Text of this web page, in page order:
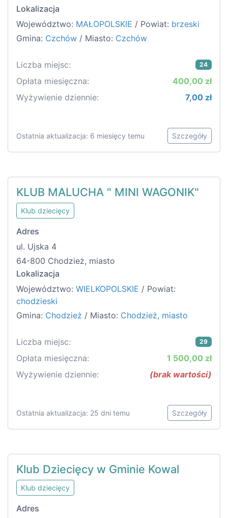
Lokalizacja
Województwo: MAŁOPOLSKIE / Powiat: brzeski
Gmina: Czchów / Miasto: Czchów
Liczba miejsc: 24
Opłata miesięczna:
400,00 zł
Wyżywienie dziennie:
7,00 zł
Ostatnia aktualizacja: 6 miesięcy temu Szczegóły
KLUB MALUCHA " MINI WAGONIK"
Klub dziecięcy
Adres
ul. Ujska 4
64-800 Chodzież, miasto
Lokalizacja
Województwo: WIELKOPOLSKIE / Powiat:
chodzieski
Gmina: Chodzież / Miasto: Chodzież, miasto
Liczba miejsc: 29
Opłata miesięczna:
1 500,00 zł
Wyżywienie dziennie:
(brak wartości)
Ostatnia aktualizacja: 25 dni temu Szczegóły
Klub Dziecięcy w Gminie Kowal
Klub dziecięcy
Adres